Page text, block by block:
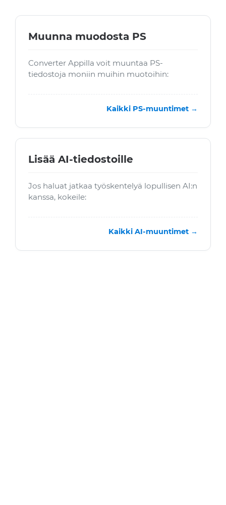
Muunna muodosta PS
Converter Appilla voit muuntaa PS-
tiedostoja moniin muihin muotoihin:
Kaikki PS-muuntimet →
Lisää AI-tiedostoille
Jos haluat jatkaa työskentelyä lopullisen AI:n
kanssa, kokeile:
Kaikki AI-muuntimet →